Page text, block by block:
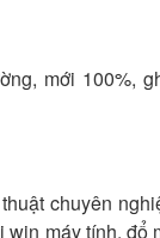
mới 100%,
chuyên
máy tính,